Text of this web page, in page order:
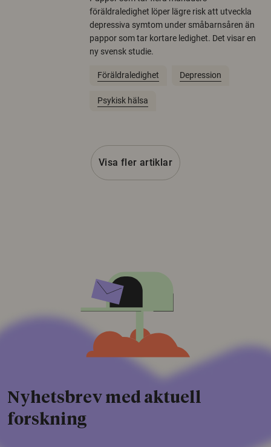
föräldraledighet löper lägre risk att utveckla
depressiva symtom under småbarnsåren än
pappor som tar kortare ledighet. Det visar en
ny svensk studie.
Föräldraledighet Depression
Psykisk hälsa
Visa fler artiklar
Nyhetsbrev med aktuell
forskning